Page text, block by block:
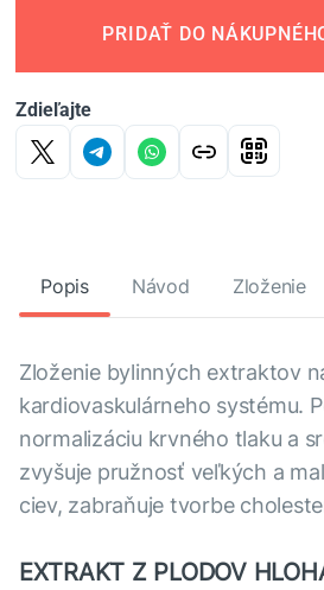
PRIDAŤ DO
Zdieľajte
Popis Návod Zloženie
Zloženie bylinných extraktov
kardiovaskulárneho systému.
normalizáciu krvného tlaku a
zvyšuje pružnosť veľkých a
ciev, zabraňuje tvorbe
EXTRAKT Z PLODOV